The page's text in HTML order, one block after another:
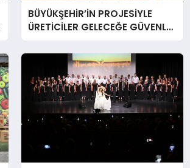
BÜYÜKŞEHİR’İN PROJESİYLE
ÜRETİCİLER GELECEĞE GÜVENLE
BAKIYOR